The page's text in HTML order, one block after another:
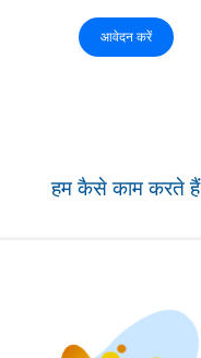
आवेदन करें
हम कैसे काम करते हैं